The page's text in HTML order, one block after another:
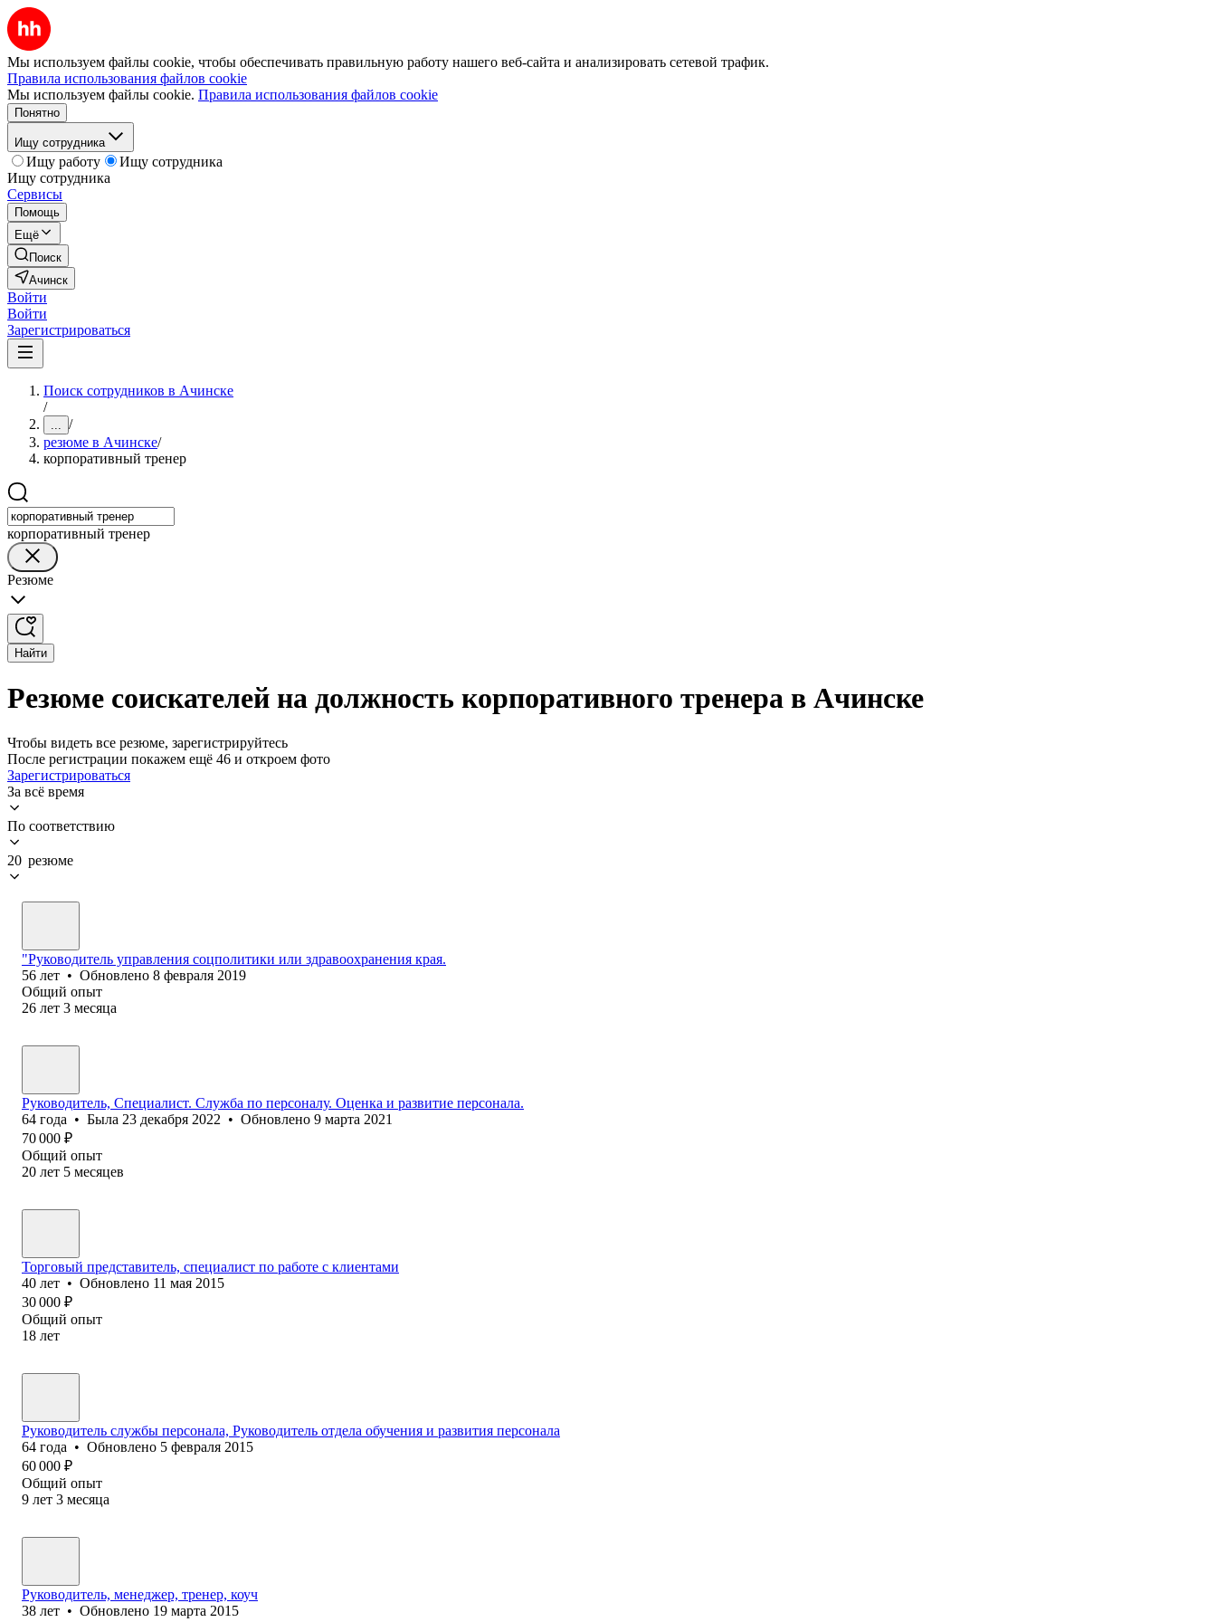
Мы используем файлы cookie, чтобы обеспечивать правильную работу нашего веб-сайта и анализировать сетевой трафик.
Правила использования файлов cookie
Мы используем файлы cookie. Правила использования файлов cookie
Понятно
Ищу сотрудника
Ищу работу
Ищу сотрудника
Ищу сотрудника
Сервисы
Помощь
Ещё
Поиск
Ачинск
Войти
Войти
Зарегистрироваться
Поиск сотрудников в Ачинске
/
... /
резюме в Ачинске/
корпоративный тренер
корпоративный тренер
Резюме
Найти
Резюме соискателей на должность корпоративного тренера в Ачинске
Чтобы видеть все резюме, зарегистрируйтесь
После регистрации покажем ещё 46 и откроем фото
Зарегистрироваться
За всё время
По соответствию
20 резюме
"Руководитель управления соцполитики или здравоохранения края.
56 лет • Обновлено 8 февраля 2019
Общий опыт
26 лет 3 месяца
Руководитель, Специалист. Cлужба по персоналу. Оценка и развитие персонала.
64 года • Была 23 декабря 2022 • Обновлено 9 марта 2021
70 000 ₽
Общий опыт
20 лет 5 месяцев
Торговый представитель, специалист по работе с клиентами
40 лет • Обновлено 11 мая 2015
30 000 ₽
Общий опыт
18 лет
Руководитель службы персонала, Руководитель отдела обучения и развития персонала
64 года • Обновлено 5 февраля 2015
60 000 ₽
Общий опыт
9 лет 3 месяца
Руководитель, менеджер, тренер, коуч
38 лет • Обновлено 19 марта 2015